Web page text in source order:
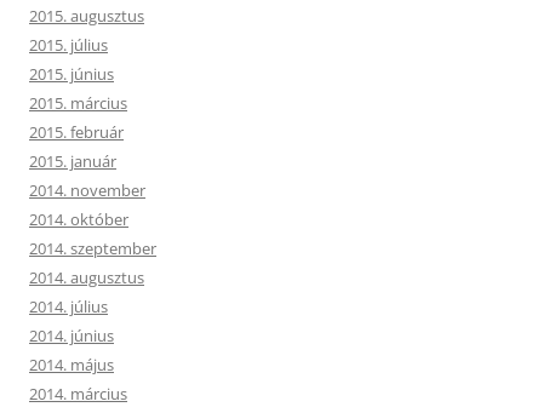
2015. augusztus
2015. július
2015. június
2015. március
2015. február
2015. január
2014. november
2014. október
2014. szeptember
2014. augusztus
2014. július
2014. június
2014. május
2014. március